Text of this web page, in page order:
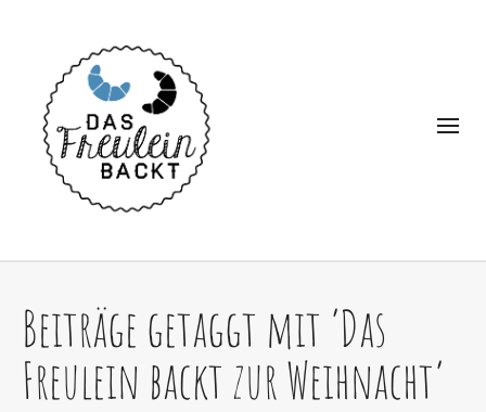
Beiträge getaggt mit ‘Das
Freulein backt zur Weihnacht’